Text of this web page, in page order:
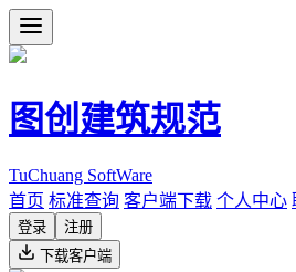
图创建筑规范
TuChuang SoftWare
首页 标准查询 客户端下载 个人中心
登录
注册
下载客户端